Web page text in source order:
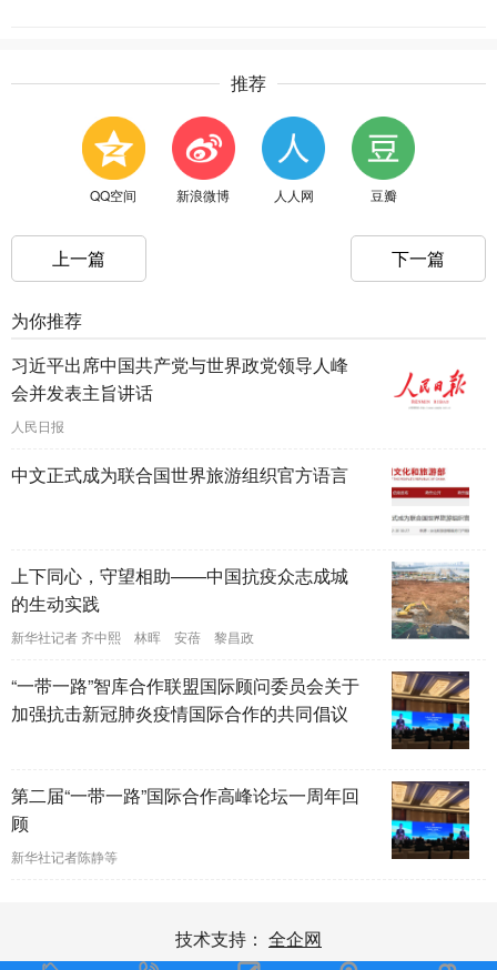
推荐
QQ空间 新浪微博 人人网 豆瓣
上一篇 下一篇
为你推荐
习近平出席中国共产党与世界政党领导人峰
会并发表主旨讲话
人民日报
中文正式成为联合国世界旅游组织官方语言
上下同心，守望相助——中国抗疫众志成城
的生动实践
新华社记者 齐中熙 林晖 安蓓 黎昌政
“一带一路”智库合作联盟国际顾问委员会关于
加强抗击新冠肺炎疫情国际合作的共同倡议
第二届“一带一路”国际合作高峰论坛一周年回
顾
新华社记者陈静等
技术支持： 全企网